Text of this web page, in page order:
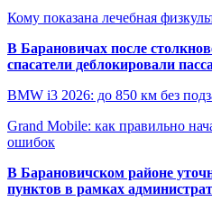
Кому показана лечебная
В Барановичах после
спасатели деблокировали
BMW i3 2026: до 850 км без
Grand Mobile: как правильно
ошибок
В Барановичском районе
пунктов в рамках